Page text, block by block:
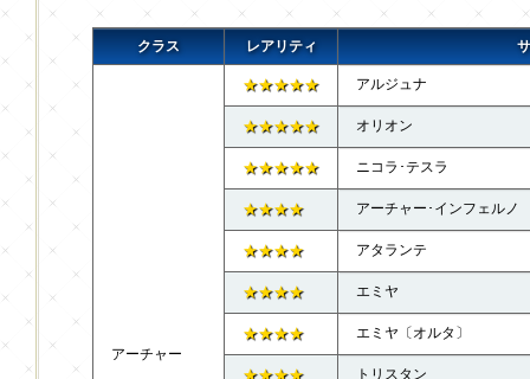
クラス レアリティ
アーチャー
★★★★★ アルジュナ
★★★★★ オリオン
★★★★★ ニコラ･テスラ
★★★★ アーチャー･インフェルノ
★★★★ アタランテ
★★★★ エミヤ
★★★★ エミヤ〔オルタ〕
★★★★ トリスタン